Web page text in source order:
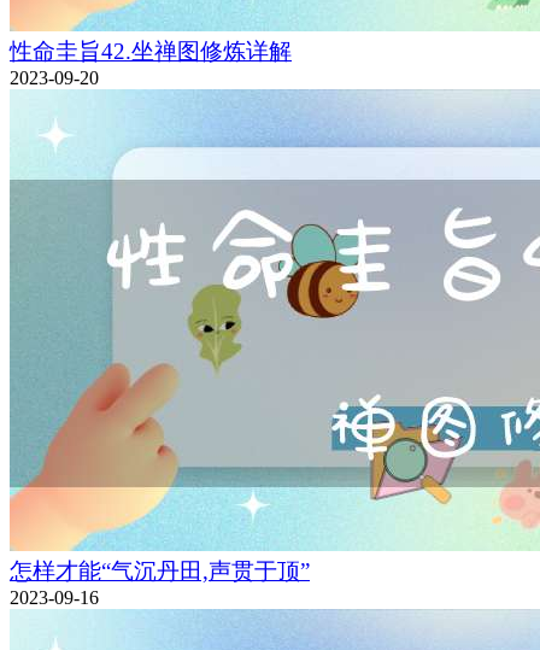
性命圭旨42.坐禅图修炼详解
2023-09-20
怎样才能“气沉丹田,声贯于顶”
2023-09-16